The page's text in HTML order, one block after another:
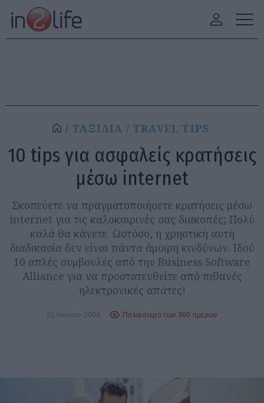
ΤΑΞΙΔΙΑ TRAVEL TIPS
10 tips για ασφαλείς κρατήσεις
μέσω internet
Σκοπεύετε να πραγματοποιήσετε κρατήσεις μέσω
internet για τις καλοκαιρινές σας διακοπές; Πολύ
καλά θα κάνετε. Ωστόσο, η χρηστική αυτή
διαδικασία δεν είναι πάντα άμοιρη κινδύνων. Ιδού
10 απλές συμβουλές από την Business Software
Alliance για να προστατευθείτε από πιθανές
ηλεκτρονικές απάτες!
21 Ιουνίου 2006 Παλαιότερο των 360 ημερών